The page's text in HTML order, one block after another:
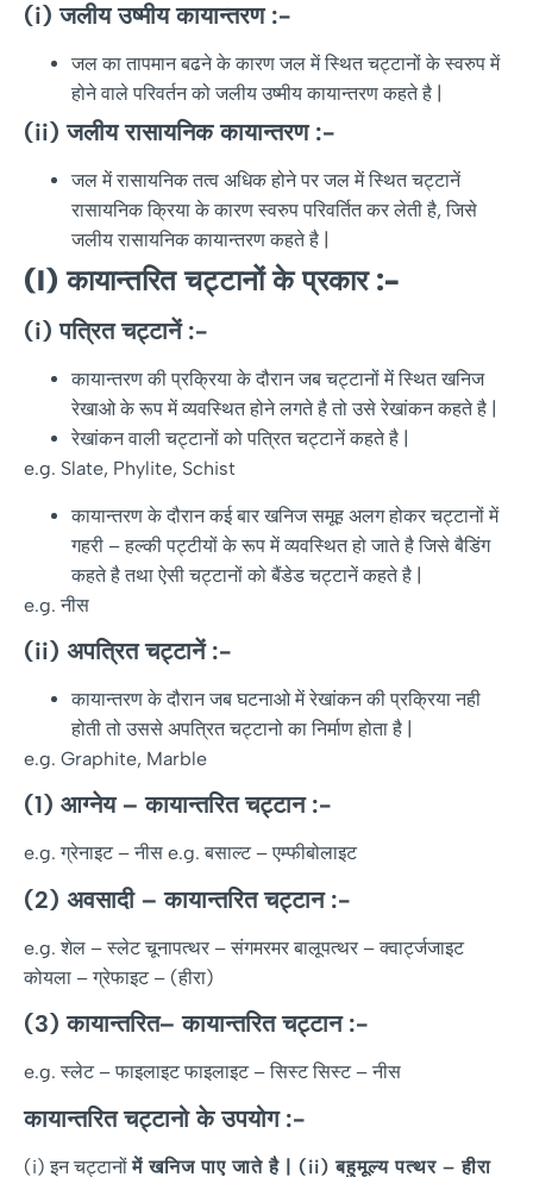
(i)जलीय उष्मीय कायान्तरण:-
जल का तापमान बढने के कारण जल में स्थित चट्टानों के स्वरुप में
होने वाले परिवर्तन को जलीय उष्मीय कायान्तरण कहते है |
(ii)जलीय रासायनिक कायान्तरण:-
जल में रासायनिक तत्व अधिक होने पर जल में स्थित चट्टानें
रासायनिक क्रिया के कारण स्वरुप परिवर्तित कर लेती है, जिसे
जलीय रासायनिक कायान्तरण कहते है |
(I)कायान्तरित चट्टानों के प्रकार:-
(i)पत्रित चट्टानें:-
कायान्तरण की प्रक्रिया के दौरान जब चट्टानों में स्थित खनिज
रेखाओ के रूप में व्यवस्थित होने लगते है तो उसे रेखांकन कहते है |
रेखांकन वाली चट्टानों को पत्रित चट्टानें कहते है |
e.g. Slate, Phylite, Schist
कायान्तरण के दौरान कई बार खनिज समूह अलग होकर चट्टानों में
गहरी – हल्की पट्टीयों के रूप में व्यवस्थित हो जाते है जिसे बैडिंग
कहते है तथा ऐसी चट्टानों को बैंडेड चट्टानें कहते है |
e.g. नीस
(ii) अपत्रित चट्टानें:-
कायान्तरण के दौरान जब घटनाओ में रेखांकन की प्रक्रिया नही
होती तो उससे अपत्रित चट्टानो का निर्माण होता है |
e.g. Graphite, Marble
(1) आग्नेय–कायान्तरित चट्टान:-
e.g. ग्रेनाइट – नीस e.g. बसाल्ट – एम्फीबोलाइट
(2) अवसादी–कायान्तरित चट्टान:-
e.g. शेल – स्लेट चूनापत्थर – संगमरमर बालूपत्थर – क्वार्ट्जजाइट
कोयला – ग्रेफाइट – (हीरा)
(3)कायान्तरित–कायान्तरित चट्टान:-
e.g. स्लेट – फाइलाइट फाइलाइट – सिस्ट सिस्ट – नीस
कायान्तरित चट्टानो के उपयोग:-
(i) इन चट्टानोंमें खनिज पाए जाते है | (ii) बहुमूल्य पत्थर – हीरा